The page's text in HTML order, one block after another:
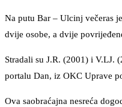
Na putu Bar – Ulcinj večeras
dvije osobe, a dvije
Stradali su J.R. (2001) i V.LJ.
portalu Dan, iz OKC Uprave
Ova saobraćajna nesreća